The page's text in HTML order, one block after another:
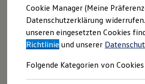
Schnell verfügbare Fahrzeuge
Angebote und Produkte
Aktuelle Angebote
E-Auto-Förderung
Volkswagen Marktplatz
Junge Gebrauchtwagen und
Cookie Manager (Meine
Datenschutzerklärung
unseren eingesetzten Cookies
Richtlinie und unserer
Folgende Kategorien von